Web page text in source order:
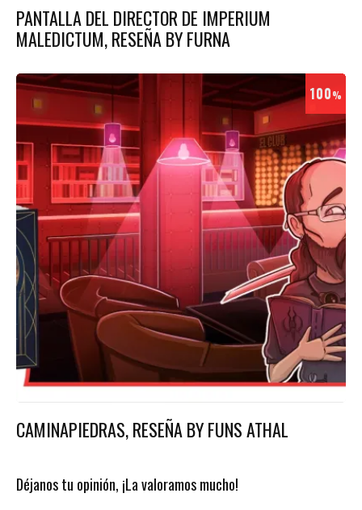
PANTALLA DEL DIRECTOR DE IMPERIUM
MALEDICTUM, RESEÑA BY FURNA
100%
CAMINAPIEDRAS, RESEÑA BY FUNS ATHAL
Déjanos tu opinión, ¡La valoramos mucho!